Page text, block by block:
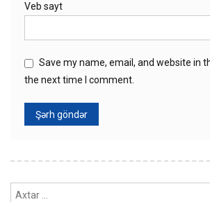
Veb sayt
Save my name, email, and website in
the next time I comment.